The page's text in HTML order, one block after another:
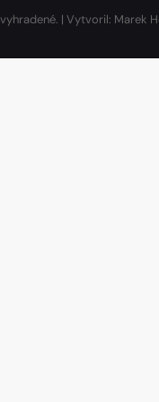
| Vytvoril: Marek